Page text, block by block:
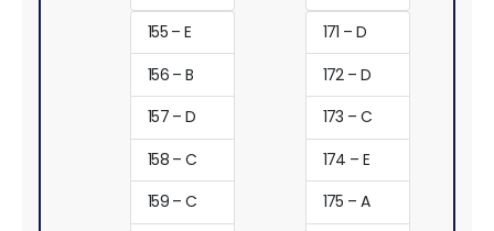
155 – E
156 – B
157 – D
158 – C
159 – C
171 – D
172 – D
173 – C
174 – E
175 – A